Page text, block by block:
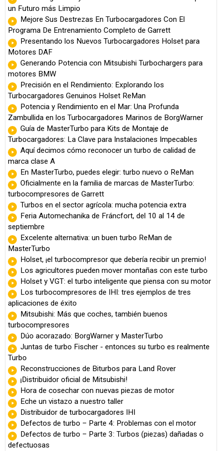
un Futuro más Limpio
Mejore Sus Destrezas En Turbocargadores Con El
Programa De Entrenamiento Completo de Garrett
Presentando los Nuevos Turbocargadores Holset para
Motores DAF
Generando Potencia con Mitsubishi Turbochargers para
motores BMW
Precisión en el Rendimiento: Explorando los
Turbocargadores Genuinos Holset ReMan
Potencia y Rendimiento en el Mar: Una Profunda
Zambullida en los Turbocargadores Marinos de BorgWarner
Guía de MasterTurbo para Kits de Montaje de
Turbocargadores: La Clave para Instalaciones Impecables
Aquí decimos cómo reconocer un turbo de calidad de
marca clase A
En MasterTurbo, puedes elegir: turbo nuevo o ReMan
Oficialmente en la familia de marcas de MasterTurbo:
turbocompresores de Garrett
Turbos en el sector agrícola: mucha potencia extra
Feria Automechanika de Fráncfort, del 10 al 14 de
septiembre
Excelente alternativa: un buen turbo ReMan de
MasterTurbo
Holset, ¡el turbocompresor que debería recibir un premio!
Los agricultores pueden mover montañas con este turbo
Holset y VGT: el turbo inteligente que piensa con su motor
Los turbocompresores de IHI: tres ejemplos de tres
aplicaciones de éxito
Mitsubishi: Más que coches, también buenos
turbocompresores
Dúo acorazado: BorgWarner y MasterTurbo
Juntas de turbo Fischer - entonces su turbo es realmente
Turbo
Reconstrucciones de Biturbos para Land Rover
¡Distribuidor oficial de Mitsubishi!
Hora de cosechar con nuevas piezas de motor
Eche un vistazo a nuestro taller
Distribuidor de turbocargadores IHI
Defectos de turbo – Parte 4: Problemas con el motor
Defectos de turbo – Parte 3: Turbos (piezas) dañadas o
defectuosas